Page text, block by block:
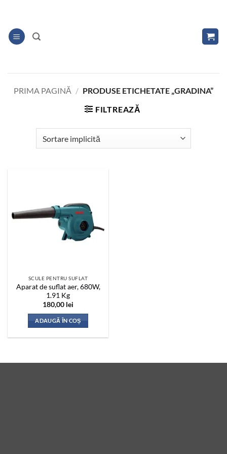
content
PRIMA PAGINĂ / PRODUSE ETICHETATE „GRADINA”
FILTREAZĂ
SCULE PENTRU SUFLAT
Aparat de suflat aer, 680W,
1.91 Kg
180,00 lei
ADAUGĂ ÎN COȘ